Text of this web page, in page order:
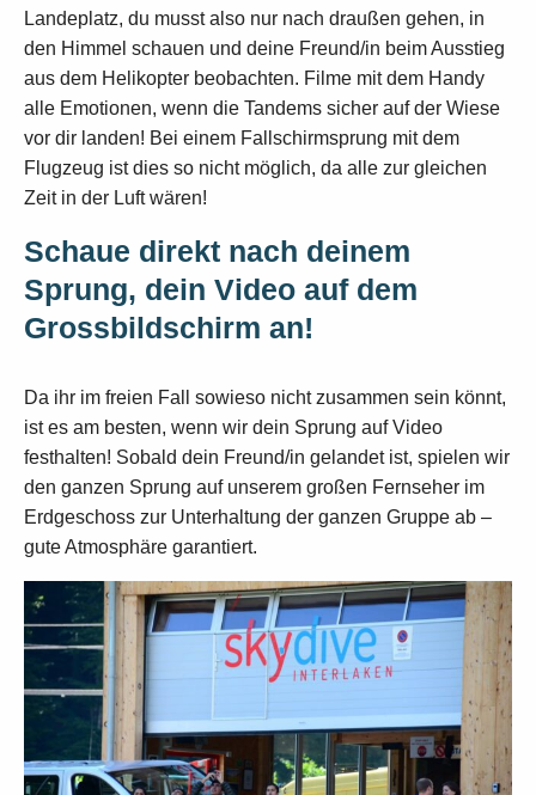
Landeplatz, du musst also nur nach draußen gehen, in
den Himmel schauen und deine Freund/in beim Ausstieg
aus dem Helikopter beobachten. Filme mit dem Handy
alle Emotionen, wenn die Tandems sicher auf der Wiese
vor dir landen! Bei einem Fallschirmsprung mit dem
Flugzeug ist dies so nicht möglich, da alle zur gleichen
Zeit in der Luft wären!
Schaue direkt nach deinem
Sprung, dein Video auf dem
Grossbildschirm an!
Da ihr im freien Fall sowieso nicht zusammen sein könnt,
ist es am besten, wenn wir dein Sprung auf Video
festhalten! Sobald dein Freund/in gelandet ist, spielen wir
den ganzen Sprung auf unserem großen Fernseher im
Erdgeschoss zur Unterhaltung der ganzen Gruppe ab –
gute Atmosphäre garantiert.